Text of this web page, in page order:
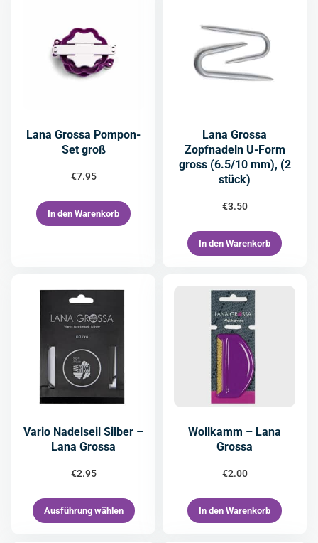
Lana Grossa Pompon-
Set groß
€7.95
In den Warenkorb
Lana Grossa
Zopfnadeln U-Form
gross (6.5/10 mm), (2
stück)
€3.50
In den Warenkorb
Vario Nadelseil Silber –
Lana Grossa
€2.95
Ausführung wählen
Wollkamm – Lana
Grossa
€2.00
In den Warenkorb